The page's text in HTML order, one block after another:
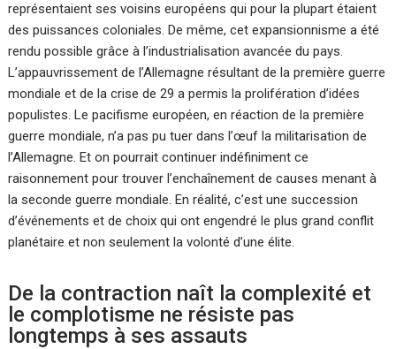
représentaient ses voisins européens qui pour la plupart étaient
des puissances coloniales. De même, cet expansionnisme a été
rendu possible grâce à l’industrialisation avancée du pays.
L’appauvrissement de l’Allemagne résultant de la première guerre
mondiale et de la crise de 29 a permis la prolifération d’idées
populistes. Le pacifisme européen, en réaction de la première
guerre mondiale, n’a pas pu tuer dans l’œuf la militarisation de
l’Allemagne. Et on pourrait continuer indéfiniment ce
raisonnement pour trouver l’enchaînement de causes menant à
la seconde guerre mondiale. En réalité, c’est une succession
d’événements et de choix qui ont engendré le plus grand conflit
planétaire et non seulement la volonté d’une élite.
De la contraction naît la complexité et
le complotisme ne résiste pas
longtemps à ses assauts